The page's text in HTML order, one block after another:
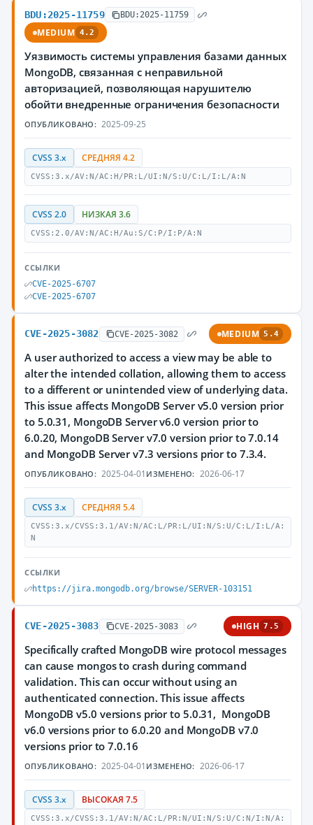
BDU:2025-11759 BDU:2025-11759
MEDIUM 4.2
Уязвимость системы управления базами данных
MongoDB, связанная с неправильной
авторизацией, позволяющая нарушителю
обойти внедренные ограничения безопасности
ОПУБЛИКОВАНО: 2025-09-25
CVSS 3.x СРЕДНЯЯ 4.2
CVSS:3.x/AV:N/AC:H/PR:L/UI:N/S:U/C:L/I:L/A:N
CVSS 2.0 НИЗКАЯ 3.6
CVSS:2.0/AV:N/AC:H/Au:S/C:P/I:P/A:N
ССЫЛКИ
CVE-2025-6707
CVE-2025-6707
CVE-2025-3082 CVE-2025-3082 MEDIUM 5.4
A user authorized to access a view may be able to
alter the intended collation, allowing them to access
to a different or unintended view of underlying data.
This issue affects MongoDB Server v5.0 version prior
to 5.0.31, MongoDB Server v6.0 version prior to
6.0.20, MongoDB Server v7.0 version prior to 7.0.14
and MongoDB Server v7.3 versions prior to 7.3.4.
ОПУБЛИКОВАНО: 2025-04-01 ИЗМЕНЕНО: 2026-06-17
CVSS 3.x СРЕДНЯЯ 5.4
CVSS:3.x/CVSS:3.1/AV:N/AC:L/PR:L/UI:N/S:U/C:L/I:L/A:
N
ССЫЛКИ
https://jira.mongodb.org/browse/SERVER-103151
CVE-2025-3083 CVE-2025-3083 HIGH 7.5
Specifically crafted MongoDB wire protocol messages
can cause mongos to crash during command
validation. This can occur without using an
authenticated connection. This issue affects
MongoDB v5.0 versions prior to 5.0.31, MongoDB
v6.0 versions prior to 6.0.20 and MongoDB v7.0
versions prior to 7.0.16
ОПУБЛИКОВАНО: 2025-04-01 ИЗМЕНЕНО: 2026-06-17
CVSS 3.x ВЫСОКАЯ 7.5
CVSS:3.x/CVSS:3.1/AV:N/AC:L/PR:N/UI:N/S:U/C:N/I:N/A: